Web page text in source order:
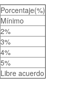
Porcentaje(%)
Mínimo
2%
3%
4%
5%
Libre acuerdo